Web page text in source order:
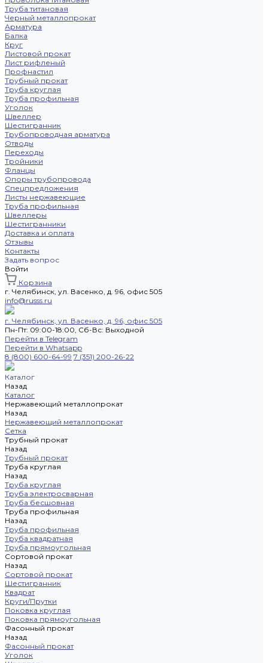
Труба титановая
Черный металлопрокат
Арматура
Балка
Круг
Листовой прокат
Лист рифленый
Профнастил
Трубный прокат
Труба круглая
Труба профильная
Уголок
Швеллер
Шестигранник
Трубопроводная арматура
Отводы
Переходы
Тройники
Фланцы
Опоры трубопровода
Спецпредложения
Листы нержавеющие
Труба профильная
Швеллеры
Шестигранники
Доставка и оплата
Отзывы
Контакты
Задать вопрос
Войти
Корзина
г. Челябинск, ул. Васенко, д. 96, офис 505
info@russs.ru
г. Челябинск, ул. Васенко, д. 96, офис 505
Пн-Пт: 09:00-18:00, Cб-Вс: Выходной
Перейти в Telegram
Перейти в Whatsapp
8 (800) 600-64-99 7 (351) 200-26-22
Каталог
Назад
Каталог
Нержавеющий металлопрокат
Назад
Нержавеющий металлопрокат
Сетка
Трубный прокат
Назад
Трубный прокат
Труба круглая
Назад
Труба круглая
Труба электросварная
Труба бесшовная
Труба профильная
Назад
Труба профильная
Труба квадратная
Труба прямоугольная
Сортовой прокат
Назад
Сортовой прокат
Шестигранник
Квадрат
Круги/Прутки
Поковка круглая
Поковка прямоугольная
Фасонный прокат
Назад
Фасонный прокат
Уголок